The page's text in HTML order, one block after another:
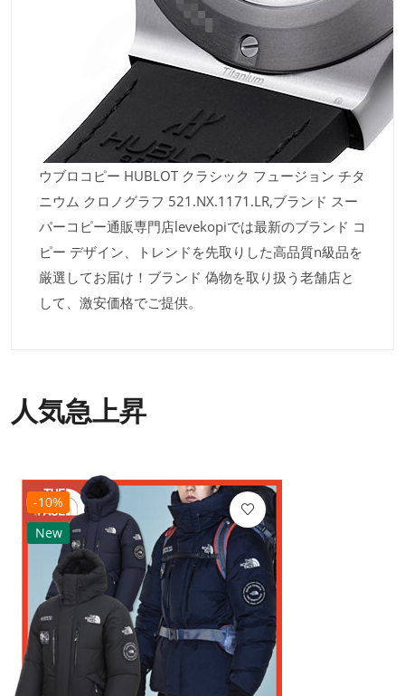
ウブロコピー HUBLOT クラシック フュージョン チタ
ニウム クロノグラフ 521.NX.1171.LR,ブランド スー
パーコピー通販専門店levekopiでは最新のブランド コ
ピー デザイン、トレンドを先取りした高品質n級品を
厳選してお届け！ブランド 偽物を取り扱う老舗店と
して、激安価格でご提供。
人気急上昇
-10%
New